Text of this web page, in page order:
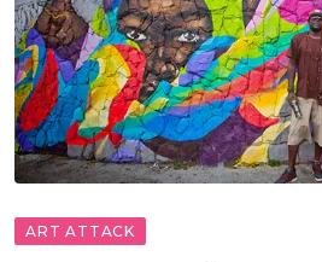
ART ATTACK